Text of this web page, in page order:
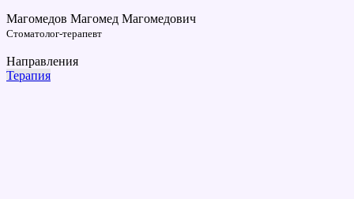
Магомедов Магомед Магомедович
Стоматолог-терапевт
Направления
Терапия